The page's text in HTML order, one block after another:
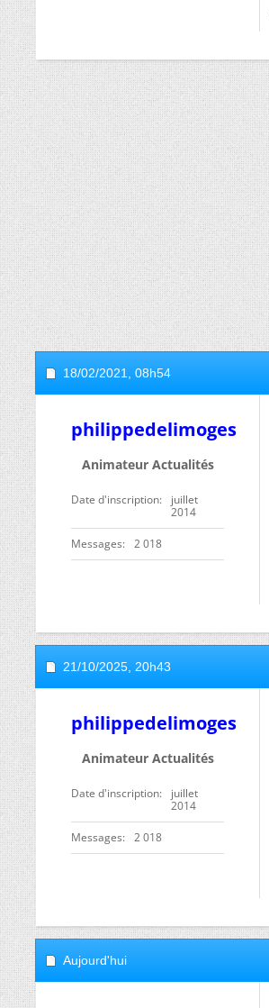
18/02/2021, 08h54
philippedelimoges
Animateur Actualités
Date d'inscription
juillet
2014
Messages 2 018
21/10/2025, 20h43
philippedelimoges
Animateur Actualités
Date d'inscription
juillet
2014
Messages 2 018
Aujourd'hui